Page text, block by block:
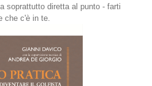
soprattutto diretta al punto - farti
che c'è in te.